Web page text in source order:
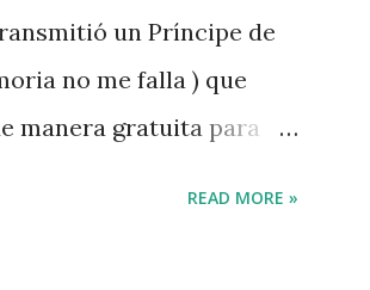
un Príncipe de
no me falla ) que
manera gratuita para
READ MORE »